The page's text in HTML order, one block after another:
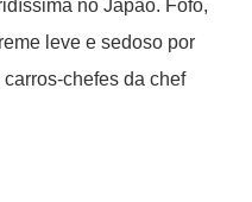
no Japão. Fofo,
leve e sedoso por
chefes da chef